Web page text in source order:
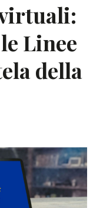
Linee
della